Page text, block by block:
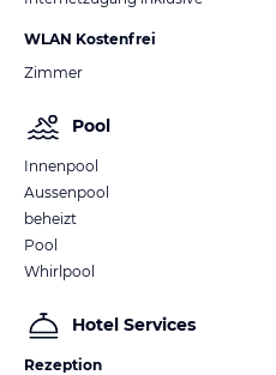
WLAN Kostenfrei
Zimmer
Pool
Innenpool
Aussenpool
beheizt
Pool
Whirlpool
Hotel Services
Rezeption